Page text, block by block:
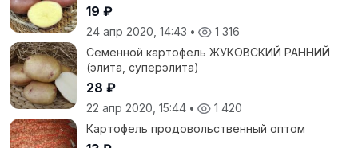
19 ₽
24 апр 2020, 14:43 •
1 316
Семенной картофель ЖУКОВСКИЙ РАННИЙ
(элита, суперэлита)
28 ₽
22 апр 2020, 15:44 •
1 420
Картофель продовольственный оптом